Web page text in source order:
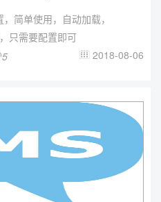
简单使用，自动加载，
只需要配置即可
5  2018-08-06